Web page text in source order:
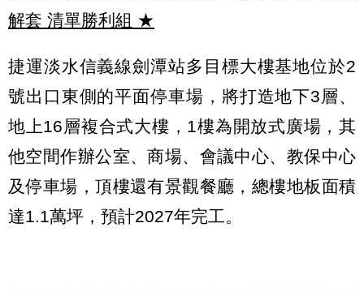
解套 清單勝利組 ★
捷運淡水信義線劍潭站多目標大樓基地位於2
號出口東側的平面停車場，將打造地下3層、
地上16層複合式大樓，1樓為開放式廣場，其
他空間作辦公室、商場、會議中心、教保中心
及停車場，頂樓還有景觀餐廳，總樓地板面積
達1.1萬坪，預計2027年完工。